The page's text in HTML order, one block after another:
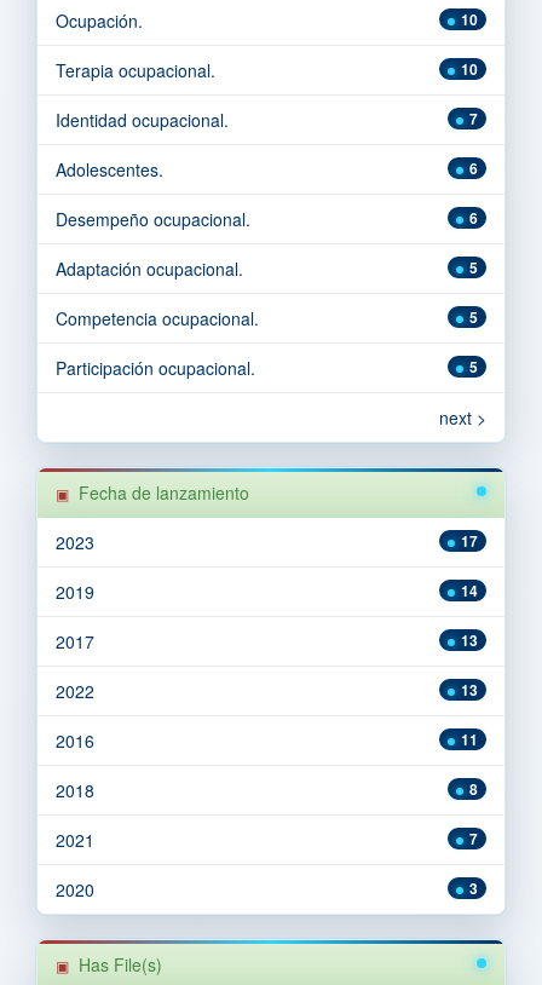
10
Ocupación.
10
Terapia ocupacional.
7
Identidad ocupacional.
6
Adolescentes.
6
Desempeño ocupacional.
5
Adaptación ocupacional.
5
Competencia ocupacional.
5
Participación ocupacional.
next >
Fecha de lanzamiento
17
2023
14
2019
13
2017
13
2022
11
2016
8
2018
7
2021
3
2020
Has File(s)